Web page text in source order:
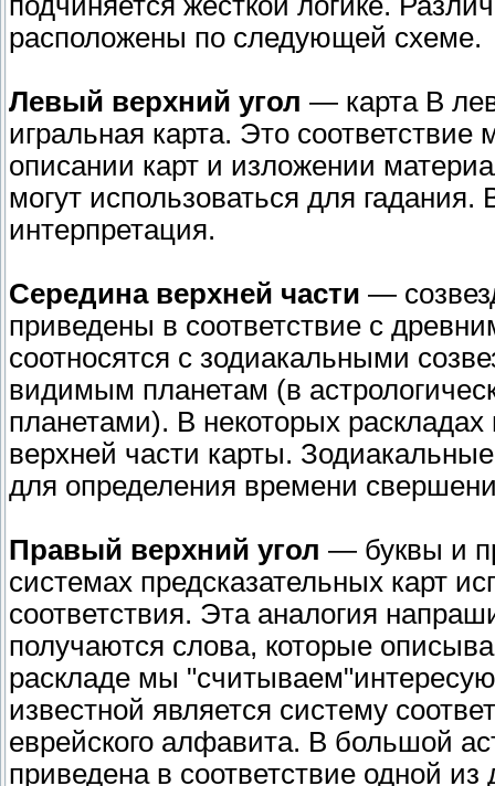
расположены по следующей схеме.
Левый верхний угол — карта В
игральная карта. Это
описании карт и изложении
могут использоваться для
интерпретация.
Середина верхней части —
приведены в соответствие с
соотносятся с зодиакальными
видимым планетам (в
планетами). В некоторых
верхней части карты.
для определения времени
Правый верхний угол — буквы и
системах предсказательных карт
соответствия. Эта аналогия
получаются слова, которые
раскладе мы
известной является систему
еврейского алфавита. В большой
приведена в соответствие одной